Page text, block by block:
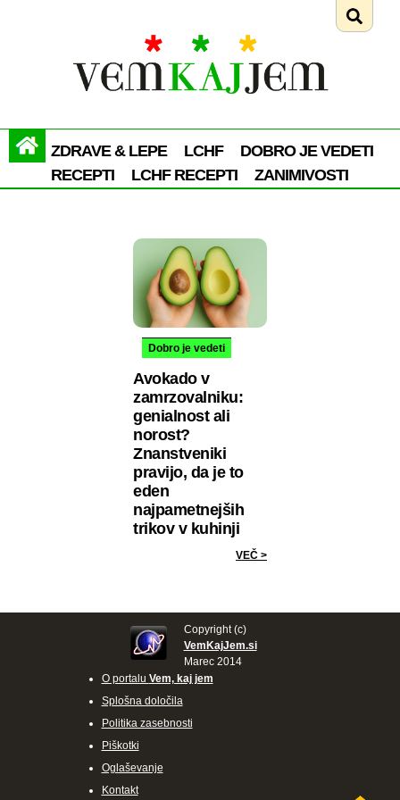
ZDRAVE & LEPE LCHF
DOBRO JE VEDETI
RECEPTI
LCHF RECEPTI ZANIMIVOSTI
Dobro je vedeti
Avokado v
zamrzovalniku:
genialnost ali
norost?
Znanstveniki
pravijo, da je to
eden
najpametnejših
trikov v kuhinji
VEČ >
Copyright (c)
VemKajJem.si
Marec 2014
O portalu Vem, kaj jem
Splošna določila
Politika zasebnosti
Piškotki
Oglaševanje
Kontakt